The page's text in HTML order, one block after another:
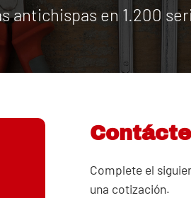
antichispas en 1.200
Complete el
una cotización.